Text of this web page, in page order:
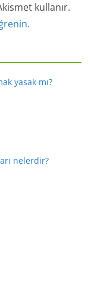
kullanır.
yasak mı?
nelerdir?